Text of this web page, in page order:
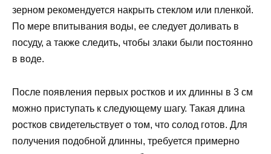
зерном рекомендуется накрыть стеклом или пленкой.
По мере впитывания воды, ее следует доливать в
посуду, а также следить, чтобы злаки были постоянно
в воде.
После появления первых ростков и их длинны в 3 см
можно приступать к следующему шагу. Такая длина
ростков свидетельствует о том, что солод готов. Для
получения подобной длинны, требуется примерно